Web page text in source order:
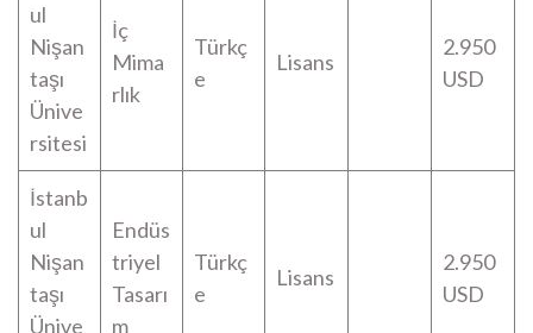
ul
Nişan
taşı
Ünive
rsitesi
İç
Mima
rlık
Türkç
e
Lisans
2.950
USD
İstanb
ul
Nişan
taşı
Ünive
Endüs
triyel
Tasarı
m
Türkç
e
Lisans
2.950
USD